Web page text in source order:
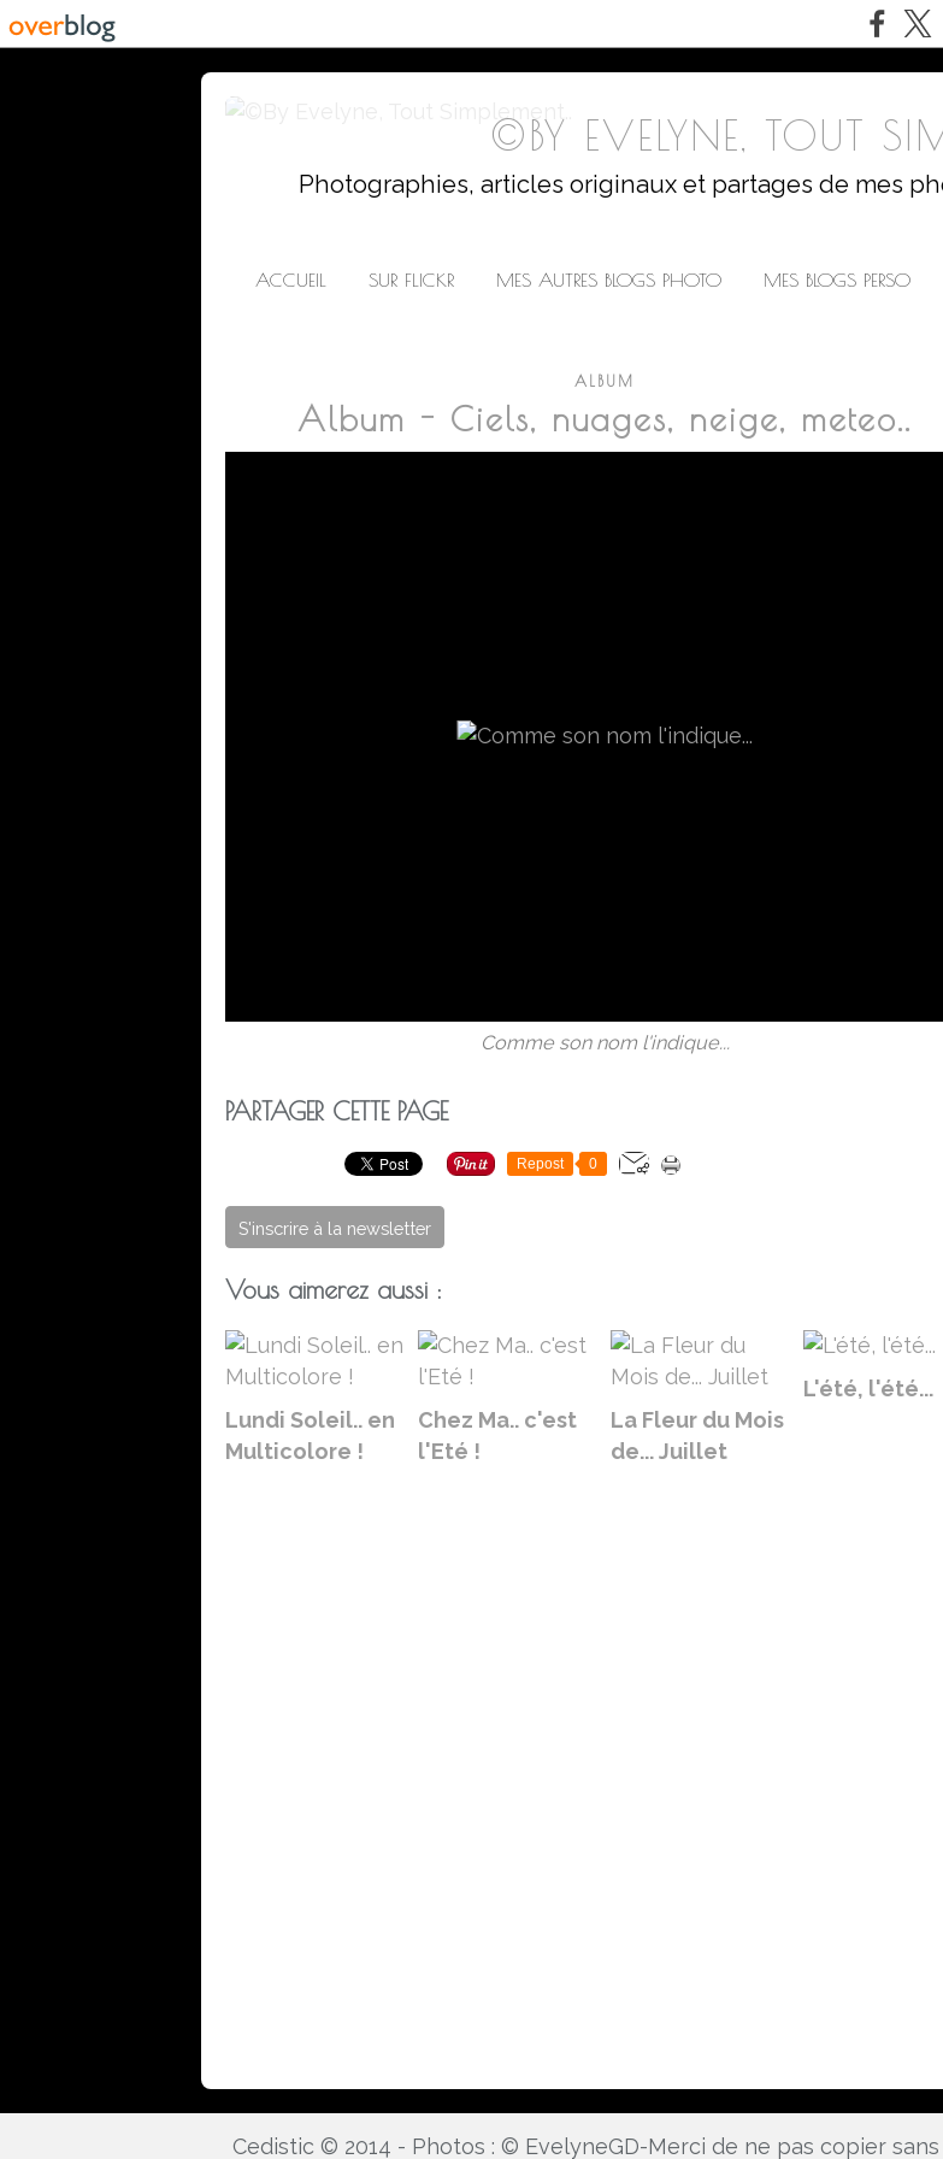
©BY EVELYNE, TOUT
Photographies, articles originaux et partages de mes
ACCUEIL SUR FLICKR MES AUTRES BLOGS PHOTO MES BLOGS PERSO
ALBUM
Album - Ciels, nuages, neige, meteo..
Comme son nom l'indique...
PARTAGER CETTE PAGE
Repost 0
S'inscrire à la newsletter
Vous aimerez aussi :
Lundi Soleil.. en
Multicolore !
Chez Ma.. c'est
l'Eté !
La Fleur du Mois
de... Juillet
L'été, l'été...
Cedistic © 2014 - Photos : © EvelyneGD-Merci de ne pas copier